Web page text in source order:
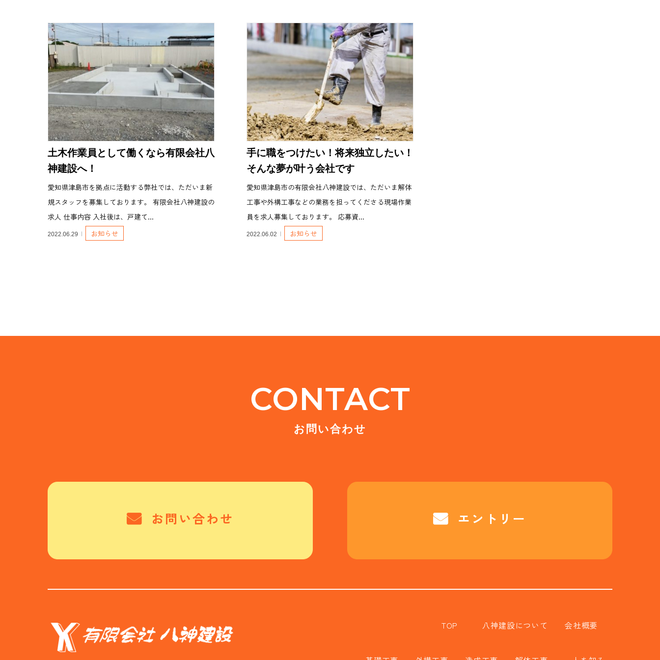
土木作業員として働くなら有限会社八
神建設へ！
愛知県津島市を拠点に活動する弊社では、ただいま新
規スタッフを募集しております。 有限会社八神建設の
求人 仕事内容 入社後は、戸建て...
2022.06.29 お知らせ
手に職をつけたい！将来独立したい！
そんな夢が叶う会社です
愛知県津島市の有限会社八神建設では、ただいま解体
工事や外構工事などの業務を担ってくださる現場作業
員を求人募集しております。 応募資...
2022.06.02 お知らせ
CONTACT
お問い合わせ
お問い合わせ エントリー
TOP 八神建設について 会社概要